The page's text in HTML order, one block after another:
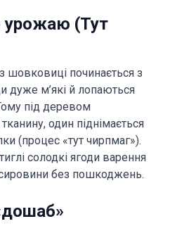
урожаю (Тут
шовковиці починається з
дуже м’які й лопаються
під деревом
один піднімається
(процес «тут чирпмаг»).
солодкі ягоди варення
без пошкоджень.